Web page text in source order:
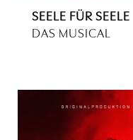
SEELE FÜR SEELE
DAS MUSICAL